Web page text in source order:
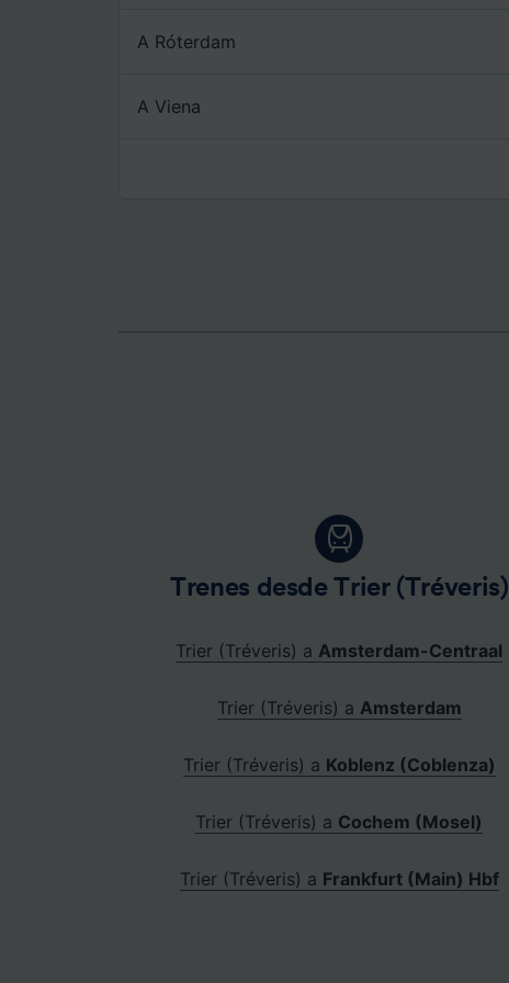
A Róterdam
A Viena
Trenes desde Trier (Tréveris)
Trier (Tréveris) a Amsterdam-Centraal
Trier (Tréveris) a Amsterdam
Trier (Tréveris) a Koblenz (Coblenza)
Trier (Tréveris) a Cochem (Mosel)
Trier (Tréveris) a Frankfurt (Main) Hbf